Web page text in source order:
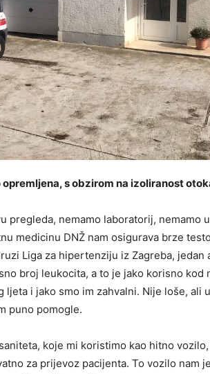
s obzirom na izoliranost
pregleda, nemamo laboratorij, nemamo
medicinu DNŽ nam osigurava brze
Liga za hipertenziju iz Zagreba, jedan
broj leukocita, a to je jako korisno kod
ljeta i jako smo im zahvalni. Nije loše, ali
puno pomogle.
koje mi koristimo kao hitno
za prijevoz pacijenta. To vozilo nam